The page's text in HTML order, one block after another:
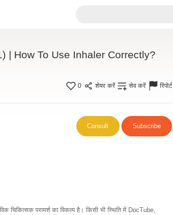
To Use Inhaler Correctly?
0 शेयर करें सेव करें रिपोर्ट
Consult Subscribe
चिकित्सक परामर्श का विकल्प है। किसी भी स्थिति में DocTube,